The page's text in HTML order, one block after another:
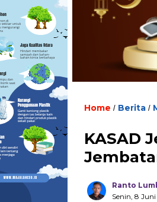
Home / Berita /
KASAD
Ranto
Senin, 8